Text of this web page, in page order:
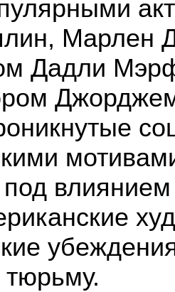
Марлен
Дадли
под